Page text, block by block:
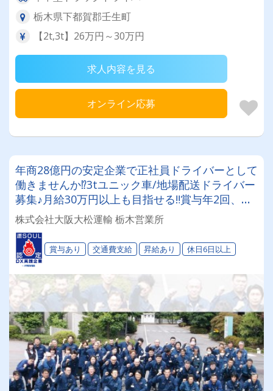
栃木県下都賀郡壬生町
【2t,3t】26万円～30万円
求人内容を見る
オンライン応募
年商28億円の安定企業で正社員ドライバーとして
働きませんか⁉3tユニック車/地場配送ドライバー
募集♪月給30万円以上も目指せる‼賞与年2回、昇
給、資格取得制度など待遇面も充実☆彡
株式会社大阪大松運輸 栃木営業所
賞与あり 交通費支給 昇給あり 休日6日以上